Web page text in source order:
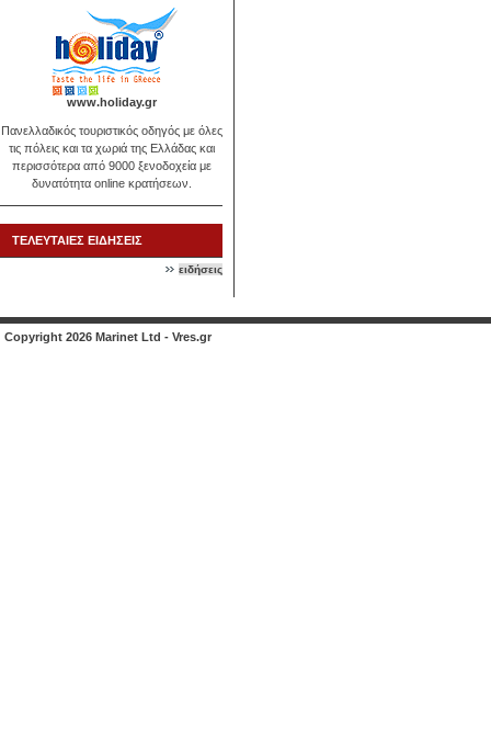
www.holiday.gr
Πανελλαδικός τουριστικός οδηγός με όλες
τις πόλεις και τα χωριά της Ελλάδας και
περισσότερα από 9000 ξενοδοχεία με
δυνατότητα online κρατήσεων.
ΤΕΛΕΥΤΑΙΕΣ ΕΙΔΗΣΕΙΣ
ειδήσεις
Copyright 2026 Marinet Ltd - Vres.gr